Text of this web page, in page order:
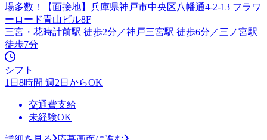
場多数！【面接地】兵庫県神戸市中央区八幡通4-2-13 フラワ
ーロード青山ビル8F
三宮・花時計前駅 徒歩2分／神戸三宮駅 徒歩6分／三ノ宮駅
徒歩7分
シフト
1日8時間 週2日からOK
交通費支給
未経験OK